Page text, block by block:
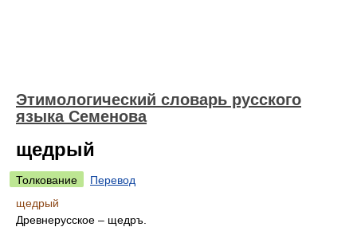
Этимологический словарь русского
языка Семенова
щедрый
Толкование
Перевод
щедрый
Древнерусское – щедръ.